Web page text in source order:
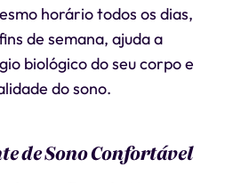
horário todos os dias,
de semana, ajuda a
biológico do seu corpo e
do sono.
de Sono Confortável